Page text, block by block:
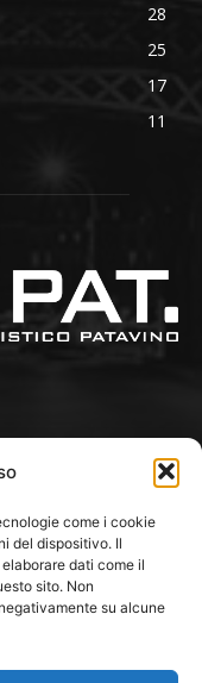
come i cookie
del dispositivo. Il
dati come il
sito. Non
su alcune
28
25
17
11
e di
Tra i Soci
Besenzon.